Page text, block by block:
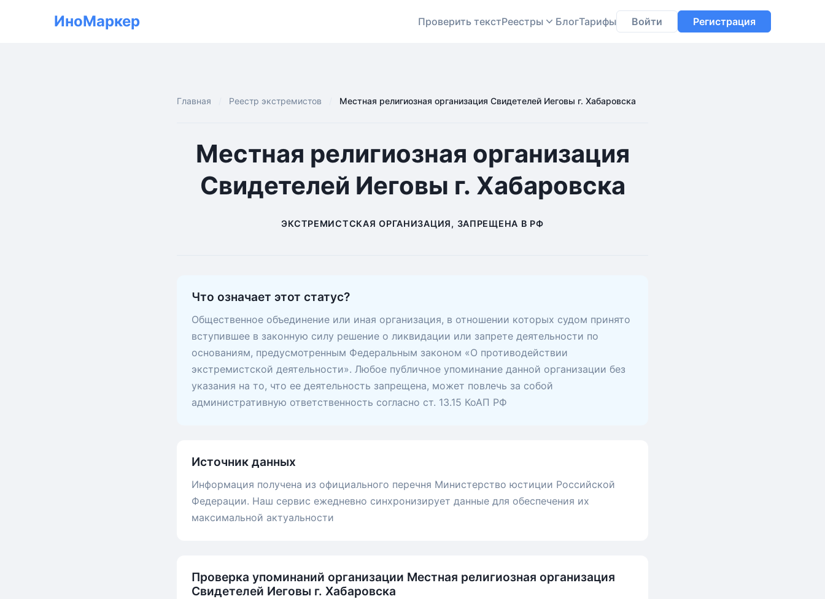
ИноМаркер Проверить текстРеестры БлогТарифы Войти Регистрация
Главная Реестр экстремистов Местная религиозная организация Свидетелей Иеговы г. Хабаровска
Местная религиозная организация
Свидетелей Иеговы г. Хабаровска
ЭКСТРЕМИСТСКАЯ ОРГАНИЗАЦИЯ, ЗАПРЕЩЕНА В РФ
Что означает этот статус?
Общественное объединение или иная организация, в отношении которых судом принято
вступившее в законную силу решение о ликвидации или запрете деятельности по
основаниям, предусмотренным Федеральным законом «О противодействии
экстремистской деятельности». Любое публичное упоминание данной организации без
указания на то, что ее деятельность запрещена, может повлечь за собой
административную ответственность согласно ст. 13.15 КоАП РФ
Источник данных
Информация получена из официального перечня Министерство юстиции Российской
Федерации. Наш сервис ежедневно синхронизирует данные для обеспечения их
максимальной актуальности
Проверка упоминаний организации Местная религиозная организация
Свидетелей Иеговы г. Хабаровска